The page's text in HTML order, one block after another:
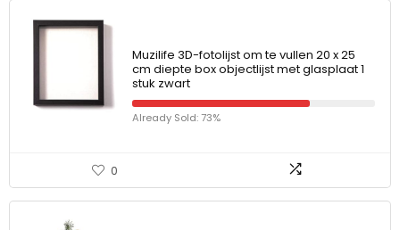
Muzilife 3D-fotolijst om te vullen 20 x 25
cm diepte box objectlijst met glasplaat 1
stuk zwart
Already Sold: 73%
0